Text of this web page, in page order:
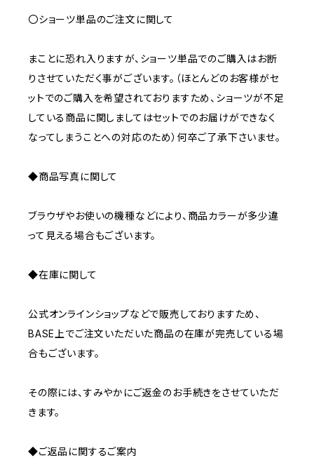
〇ショーツ単品のご注文に関して
まことに恐れ入りますが、ショーツ単品でのご購入はお断
りさせていただく事がございます。（ほとんどのお客様がセ
ットでのご購入を希望されておりますため、ショーツが不足
している商品に関しましてはセットでのお届けができなく
なってしまうことへの対応のため）何卒ご了承下さいませ。
◆商品写真に関して
ブラウザやお使いの機種などにより、商品カラーが多少違
って見える場合もございます。
◆在庫に関して
公式オンラインショップなどで販売しておりますため、
BASE上でご注文いただいた商品の在庫が完売している場
合もございます。
その際には、すみやかにご返金のお手続きをさせていただ
きます。
◆ご返品に関するご案内